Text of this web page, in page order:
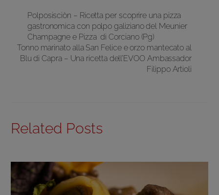
Polposisciòn – Ricetta per scoprire una pizza
gastronomica con polpo galiziano del Meunier
Champagne e Pizza di Corciano (Pg)
Tonno marinato alla San Felice e orzo mantecato al
Blu di Capra – Una ricetta dell’EVOO Ambassador
Filippo Artioli
Related Posts